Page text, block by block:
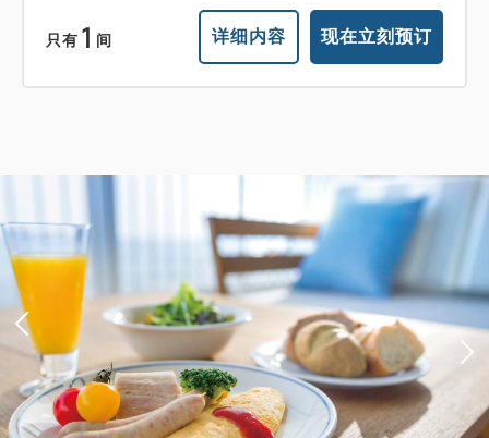
只有 1 间 详细内容 现在立刻预订